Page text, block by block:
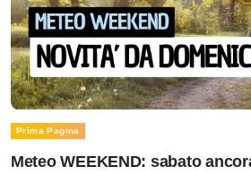
Prima Pagina
Meteo WEEKEND: sabato